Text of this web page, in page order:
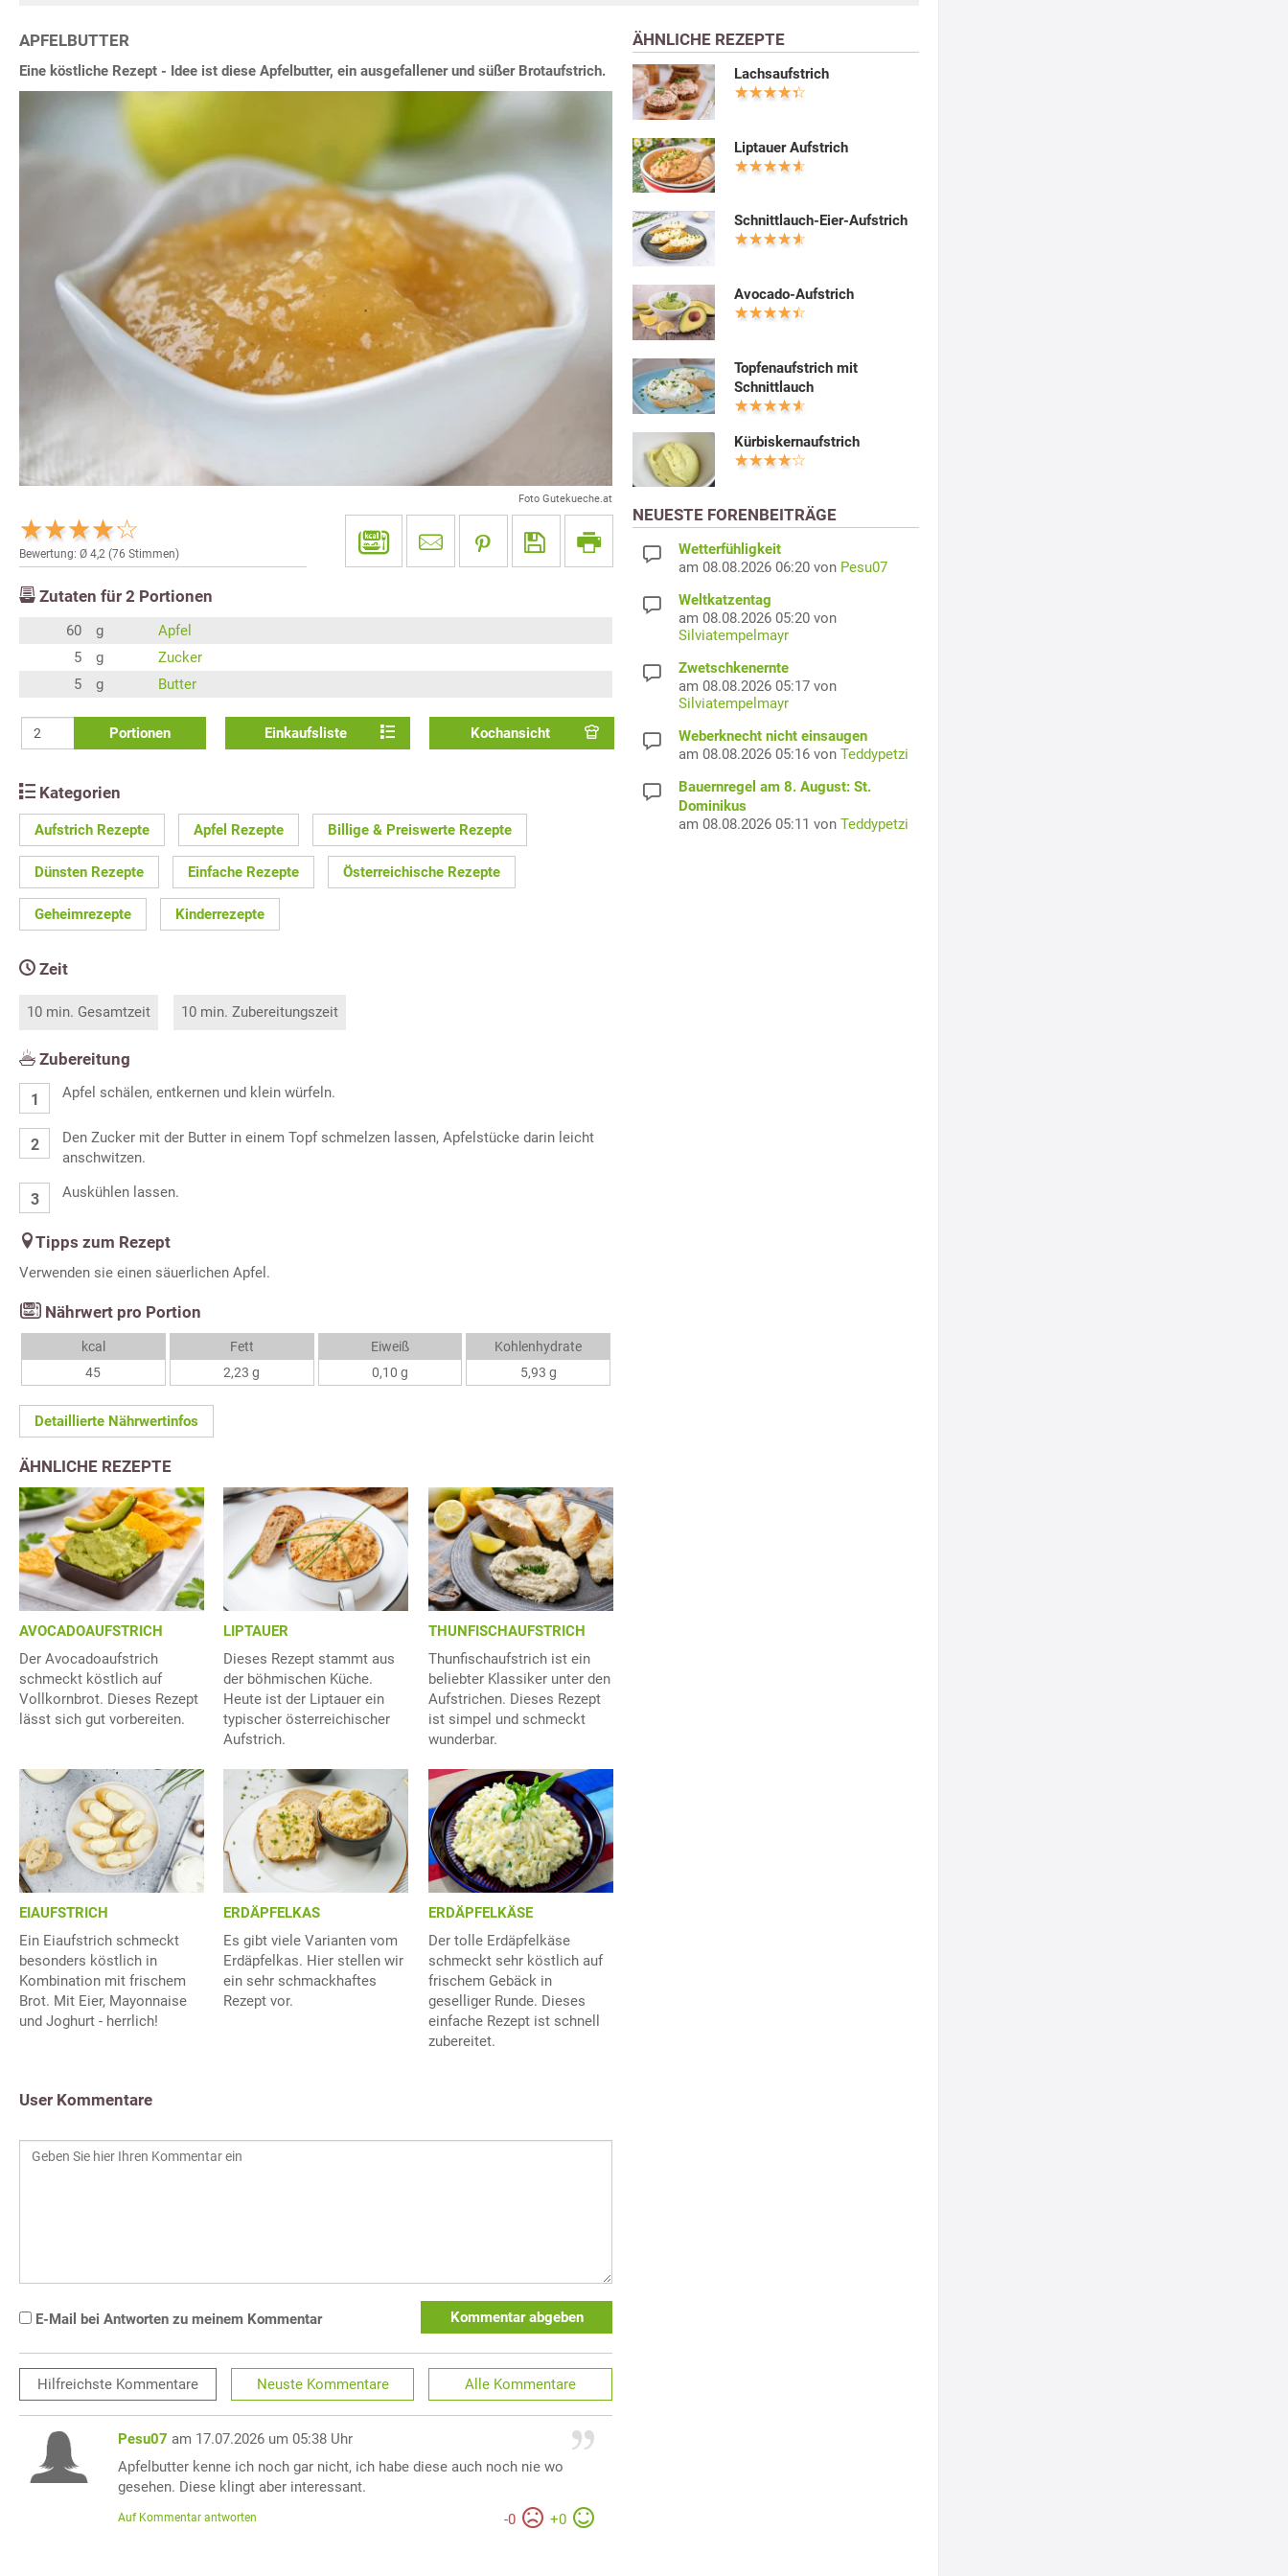
APFELBUTTER
Eine köstliche Rezept - Idee ist diese Apfelbutter, ein ausgefallener und süßer Brotaufstrich.
Foto Gutekueche.at
Bewertung: Ø 4,2 (76 Stimmen)
Zutaten für 2 Portionen
60 g
Apfel
5
g
Zucker
5
g Butter
Portionen Einkaufsliste Kochansicht
Kategorien
Aufstrich Rezepte Apfel Rezepte Billige & Preiswerte Rezepte
Dünsten Rezepte Einfache Rezepte Österreichische Rezepte
Geheimrezepte Kinderrezepte
Zeit
10 min. Gesamtzeit 10 min. Zubereitungszeit
Zubereitung
Apfel schälen, entkernen und klein würfeln.
Den Zucker mit der Butter in einem Topf schmelzen lassen, Apfelstücke darin leicht
anschwitzen.
Auskühlen lassen.
Tipps zum Rezept
Verwenden sie einen säuerlichen Apfel.
Nährwert pro Portion
kcal
45
Fett
2,23 g
Eiweiß
0,10 g
Kohlenhydrate
5,93 g
Detaillierte Nährwertinfos
ÄHNLICHE REZEPTE
AVOCADOAUFSTRICH
Der Avocadoaufstrich
schmeckt köstlich auf
Vollkornbrot. Dieses Rezept
lässt sich gut vorbereiten.
LIPTAUER
Dieses Rezept stammt aus
der böhmischen Küche.
Heute ist der Liptauer ein
typischer österreichischer
Aufstrich.
THUNFISCHAUFSTRICH
Thunfischaufstrich ist ein
beliebter Klassiker unter den
Aufstrichen. Dieses Rezept
ist simpel und schmeckt
wunderbar.
EIAUFSTRICH
Ein Eiaufstrich schmeckt
besonders köstlich in
Kombination mit frischem
Brot. Mit Eier, Mayonnaise
und Joghurt - herrlich!
ERDÄPFELKAS
Es gibt viele Varianten vom
Erdäpfelkas. Hier stellen wir
ein sehr schmackhaftes
Rezept vor.
ERDÄPFELKÄSE
Der tolle Erdäpfelkäse
schmeckt sehr köstlich auf
frischem Gebäck in
geselliger Runde. Dieses
einfache Rezept ist schnell
zubereitet.
User Kommentare
E-Mail bei Antworten zu meinem Kommentar Kommentar abgeben
Hilfreichste Kommentare Neuste Kommentare Alle Kommentare
Pesu07 am 17.07.2026 um 05:38 Uhr
Apfelbutter kenne ich noch gar nicht, ich habe diese auch noch nie wo
gesehen. Diese klingt aber interessant.
-0 +0
Auf Kommentar antworten
ÄHNLICHE REZEPTE
Lachsaufstrich
Liptauer Aufstrich
Schnittlauch-Eier-Aufstrich
Avocado-Aufstrich
Topfenaufstrich mit
Schnittlauch
Kürbiskernaufstrich
NEUESTE FORENBEITRÄGE
Wetterfühligkeit
am 08.08.2026 06:20 von Pesu07
Weltkatzentag
am 08.08.2026 05:20 von
Silviatempelmayr
Zwetschkenernte
am 08.08.2026 05:17 von
Silviatempelmayr
Weberknecht nicht einsaugen
am 08.08.2026 05:16 von Teddypetzi
Bauernregel am 8. August: St.
Dominikus
am 08.08.2026 05:11 von Teddypetzi